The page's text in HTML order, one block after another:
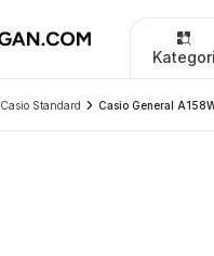
Kategori
Casio Standard Casio General